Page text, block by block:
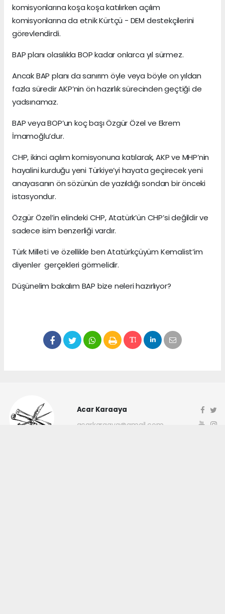
komisyonlarına koşa koşa katılırken açılım
komisyonlarına da etnik Kürtçü - DEM destekçilerini
görevlendirdi.
BAP planı olasılıkla BOP kadar onlarca yıl sürmez.
Ancak BAP planı da sanırım öyle veya böyle on yıldan
fazla süredir AKP’nin ön hazırlık sürecinden geçtiği de
yadsınamaz.
BAP veya BOP’un koç başı Özgür Özel ve Ekrem
İmamoğlu’dur.
CHP, ikinci açılım komisyonuna katılarak, AKP ve MHP’nin
hayalini kurduğu yeni Türkiye’yi hayata geçirecek yeni
anayasanın ön sözünün de yazıldığı sondan bir önceki
istasyondur.
Özgür Özel’in elindeki CHP, Atatürk’ün CHP’si değildir ve
sadece isim benzerliği vardır.
Türk Milleti ve özellikle ben Atatürkçüyüm Kemalist’im
diyenler gerçekleri görmelidir.
Düşünelim bakalım BAP bize neleri hazırlıyor?
Acar Karaaya
acarkaraaya@gmail.com